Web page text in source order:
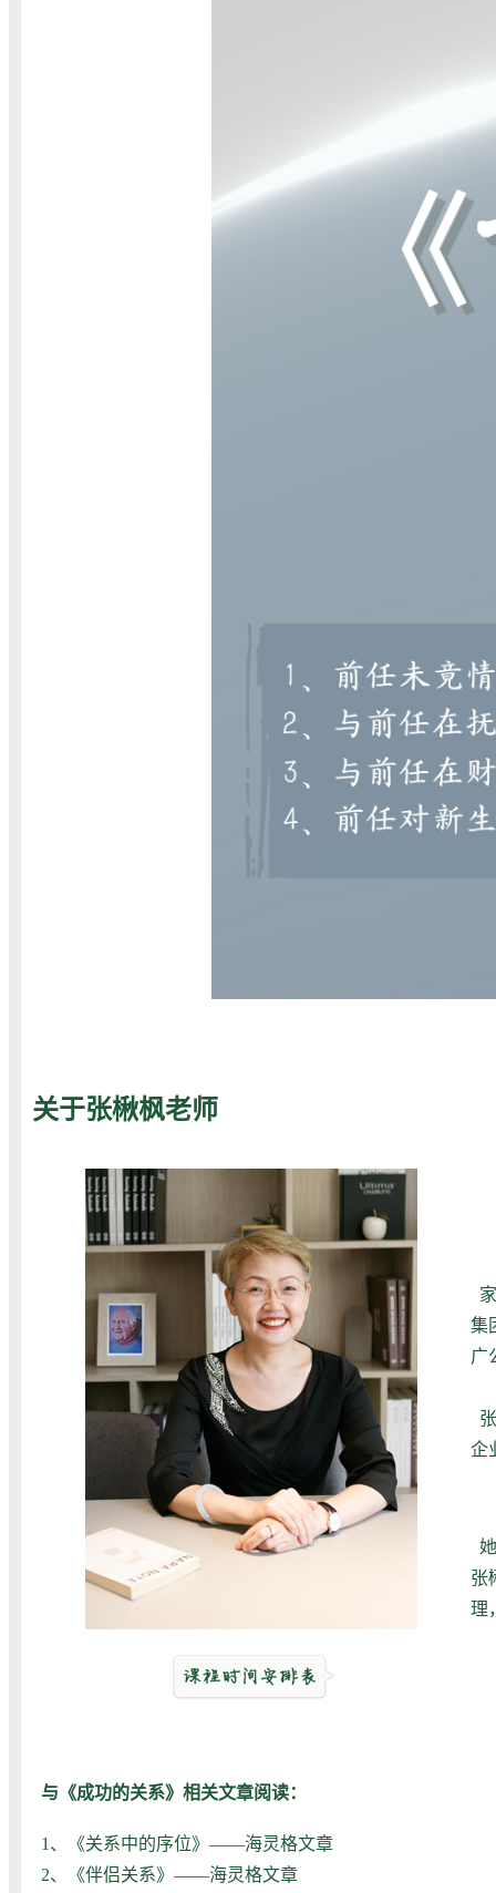
关于张楸枫老师
集
广
企
张
理
与《成功的关系》相关文章阅读：
1、
《关系中的序位》——海灵格文章
2、
《伴侣关系》——海灵格文章